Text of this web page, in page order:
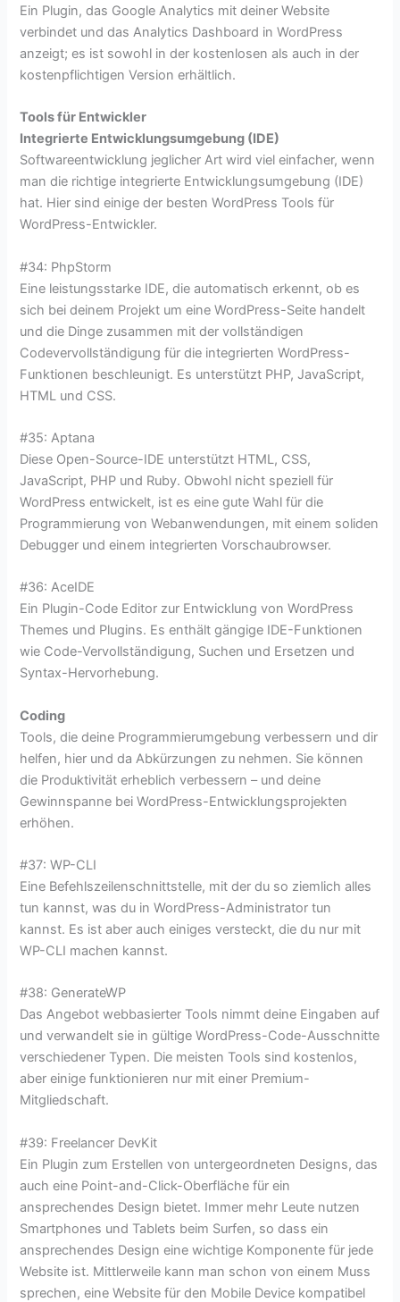
Ein Plugin, das Google Analytics mit deiner Website
verbindet und das Analytics Dashboard in WordPress
anzeigt; es ist sowohl in der kostenlosen als auch in der
kostenpflichtigen Version erhältlich.
Tools für Entwickler
Integrierte Entwicklungsumgebung (IDE)
Softwareentwicklung jeglicher Art wird viel einfacher, wenn
man die richtige integrierte Entwicklungsumgebung (IDE)
hat. Hier sind einige der besten WordPress Tools für
WordPress-Entwickler.
#34: PhpStorm
Eine leistungsstarke IDE, die automatisch erkennt, ob es
sich bei deinem Projekt um eine WordPress-Seite handelt
und die Dinge zusammen mit der vollständigen
Codevervollständigung für die integrierten WordPress-
Funktionen beschleunigt. Es unterstützt PHP, JavaScript,
HTML und CSS.
#35: Aptana
Diese Open-Source-IDE unterstützt HTML, CSS,
JavaScript, PHP und Ruby. Obwohl nicht speziell für
WordPress entwickelt, ist es eine gute Wahl für die
Programmierung von Webanwendungen, mit einem soliden
Debugger und einem integrierten Vorschaubrowser.
#36: AceIDE
Ein Plugin-Code Editor zur Entwicklung von WordPress
Themes und Plugins. Es enthält gängige IDE-Funktionen
wie Code-Vervollständigung, Suchen und Ersetzen und
Syntax-Hervorhebung.
Coding
Tools, die deine Programmierumgebung verbessern und dir
helfen, hier und da Abkürzungen zu nehmen. Sie können
die Produktivität erheblich verbessern – und deine
Gewinnspanne bei WordPress-Entwicklungsprojekten
erhöhen.
#37: WP-CLI
Eine Befehlszeilenschnittstelle, mit der du so ziemlich alles
tun kannst, was du in WordPress-Administrator tun
kannst. Es ist aber auch einiges versteckt, die du nur mit
WP-CLI machen kannst.
#38: GenerateWP
Das Angebot webbasierter Tools nimmt deine Eingaben auf
und verwandelt sie in gültige WordPress-Code-Ausschnitte
verschiedener Typen. Die meisten Tools sind kostenlos,
aber einige funktionieren nur mit einer Premium-
Mitgliedschaft.
#39: Freelancer DevKit
Ein Plugin zum Erstellen von untergeordneten Designs, das
auch eine Point-and-Click-Oberfläche für ein
ansprechendes Design bietet. Immer mehr Leute nutzen
Smartphones und Tablets beim Surfen, so dass ein
ansprechendes Design eine wichtige Komponente für jede
Website ist. Mittlerweile kann man schon von einem Muss
sprechen, eine Website für den Mobile Device kompatibel